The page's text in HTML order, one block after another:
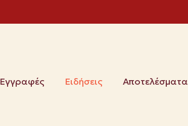
Εγγραφές Ειδήσεις Αποτελέσματα